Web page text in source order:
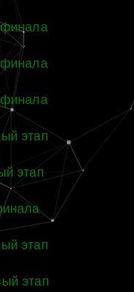
финала
финала
финала
этап
этап
этап
этап